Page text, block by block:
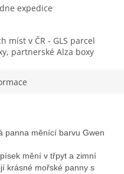
expedice
míst v ČR - GLS parcel
partnerské Alza boxy
panna měnící barvu Gwen
mění v třpyt a zimní
krásné mořské panny s